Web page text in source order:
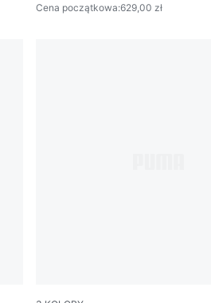
Cena początkowa:629,00 zł